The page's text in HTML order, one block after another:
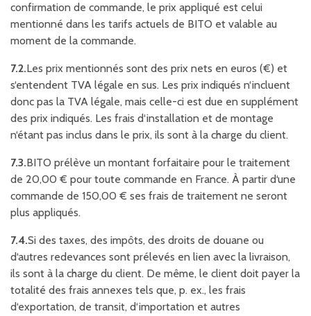
confirmation de commande, le prix appliqué est celui
mentionné dans les tarifs actuels de BITO et valable au
moment de la commande.
7.2.Les prix mentionnés sont des prix nets en euros (€) et
s‘entendent TVA légale en sus. Les prix indiqués n‘incluent
donc pas la TVA légale, mais celle-ci est due en supplément
des prix indiqués. Les frais d‘installation et de montage
n‘étant pas inclus dans le prix, ils sont à la charge du client.
7.3.BITO prélève un montant forfaitaire pour le traitement
de 20,00 € pour toute commande en France. À partir d‘une
commande de 150,00 € ses frais de traitement ne seront
plus appliqués.
7.4.Si des taxes, des impôts, des droits de douane ou
d‘autres redevances sont prélevés en lien avec la livraison,
ils sont à la charge du client. De même, le client doit payer la
totalité des frais annexes tels que, p. ex., les frais
d‘exportation, de transit, d‘importation et autres